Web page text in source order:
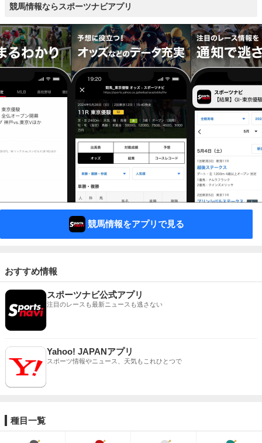
競馬情報ならスポーツナビアプリ
競馬情報をアプリで見る
おすすめ情報
スポーツナビ公式アプリ
注目のレースも最新ニュースも逃さない
Yahoo! JAPANアプリ
スポーツ情報やニュース、天気もこれひとつで
種目一覧